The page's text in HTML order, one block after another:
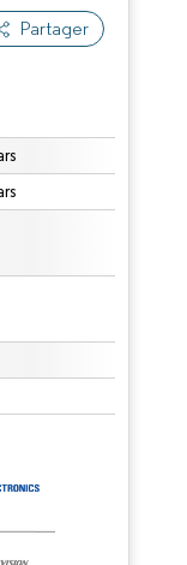
Partager
sous CC BY 4.0.